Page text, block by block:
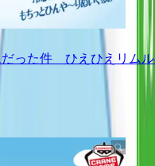
った件 ひえひえリム